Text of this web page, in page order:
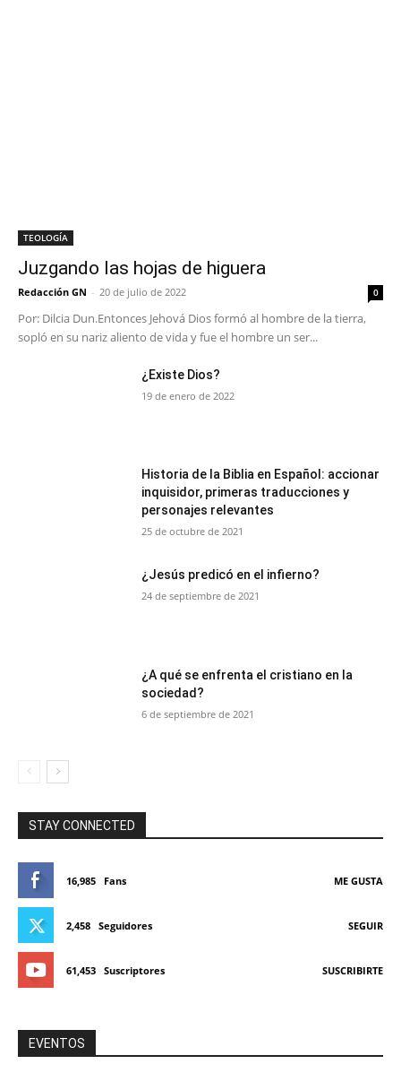
TEOLOGÍA
Juzgando las hojas de higuera
Redacción GN - 20 de julio de 2022 0
Por: Dilcia Dun.Entonces Jehová Dios formó al hombre de la tierra,
sopló en su nariz aliento de vida y fue el hombre un ser...
¿Existe Dios?
19 de enero de 2022
Historia de la Biblia en Español: accionar
inquisidor, primeras traducciones y
personajes relevantes
25 de octubre de 2021
¿Jesús predicó en el infierno?
24 de septiembre de 2021
¿A qué se enfrenta el cristiano en la
sociedad?
6 de septiembre de 2021
STAY CONNECTED
16,985 Fans ME GUSTA
2,458 Seguidores SEGUIR
61,453 Suscriptores SUSCRIBIRTE
EVENTOS